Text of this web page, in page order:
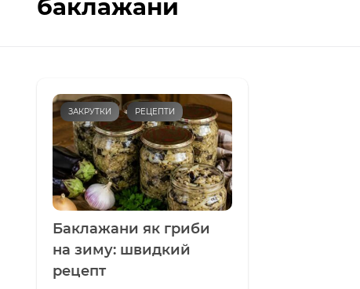
баклажани
ЗАКРУТКИ РЕЦЕПТИ
Баклажани як гриби
на зиму: швидкий
рецепт